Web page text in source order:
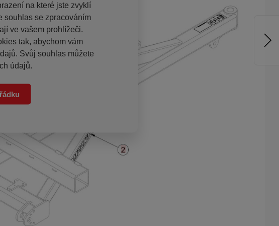
na které jste zvyklí
souhlas se zpracováním
ve vašem prohlížeči.
tak, abychom vám
Svůj souhlas můžete
údajů.